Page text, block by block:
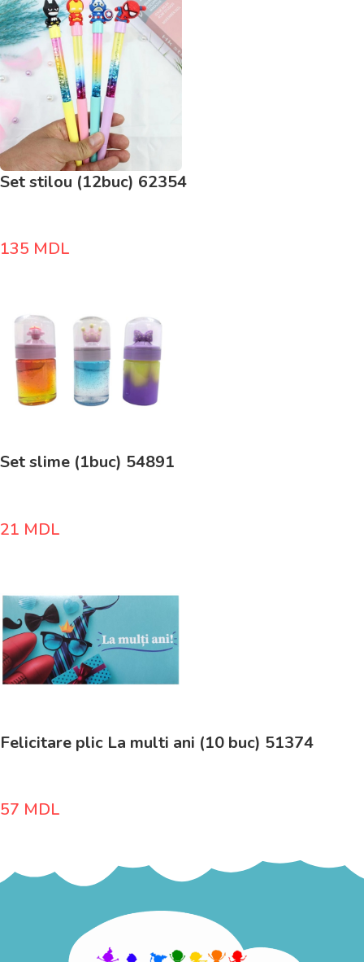
Set stilou (12buc) 62354
135 MDL
Set slime (1buc) 54891
21 MDL
Felicitare plic La multi ani (10 buc) 51374
57 MDL